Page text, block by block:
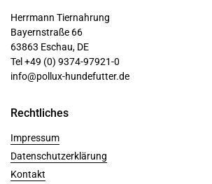
Herrmann Tiernahrung
Bayernstraße 66
63863 Eschau, DE
Tel +49 (0) 9374-97921-0
info@pollux-hundefutter.de
Rechtliches
Impressum
Datenschutzerklärung
Kontakt